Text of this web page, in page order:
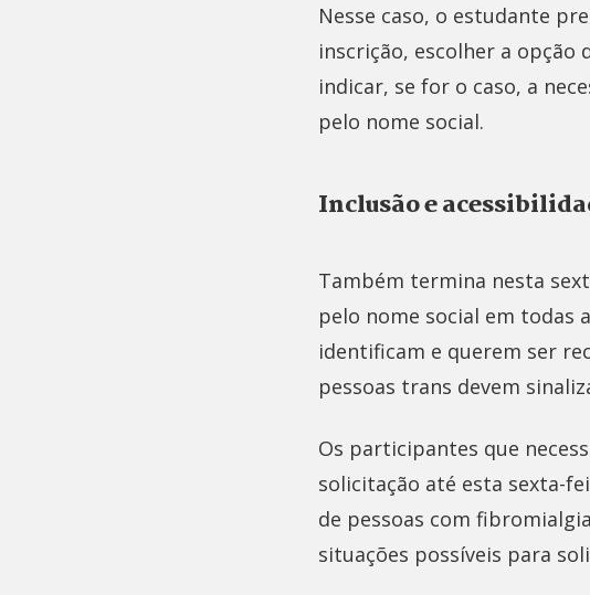
Nesse caso, o estudante
inscrição, escolher a opção
indicar, se for o caso, a
pelo nome social.
Inclusão e
Também termina nesta
pelo nome social em todas
identificam e querem ser
pessoas trans devem
Os participantes que
solicitação até esta sexta-
de pessoas com
situações possíveis para